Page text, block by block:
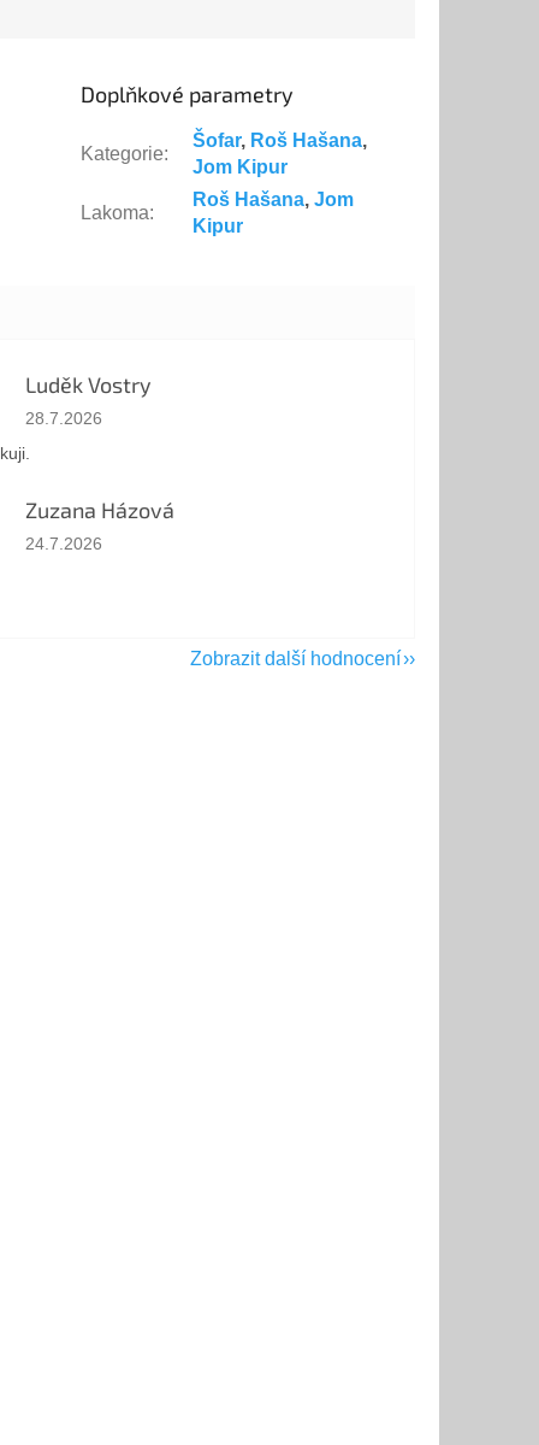
Doplňkové parametry
Kategorie:
Šofar, Roš Hašana,
Jom Kipur
Lakoma:
Roš Hašana,Jom
Kipur
Luděk Vostry
Hodnocení obchodu je 5 z 5 hvězdiček.
28.7.2026
Zuzana Házová
Hodnocení obchodu je 5 z 5 hvězdiček.
24.7.2026
Zobrazit další hodnocení